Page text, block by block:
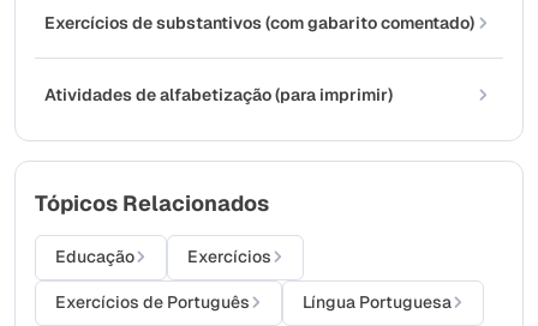
Exercícios de substantivos (com gabarito comentado)
Atividades de alfabetização (para imprimir)
Tópicos Relacionados
Educação Exercícios
Exercícios de Português Língua Portuguesa